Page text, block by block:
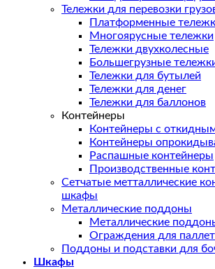
Тележки для перевозки
Платформенные
Многоярусные тележки
Тележки двухколесные
Большегрузные
Тележки для бутылей
Тележки для денег
Тележки для баллонов
Контейнеры
Контейнеры с
Контейнеры
Распашные контейнеры
Производственные
Сетчатые метталлические
шкафы
Металлические поддоны
Металлические
Ограждения для
Поддоны и подставки для
Шкафы